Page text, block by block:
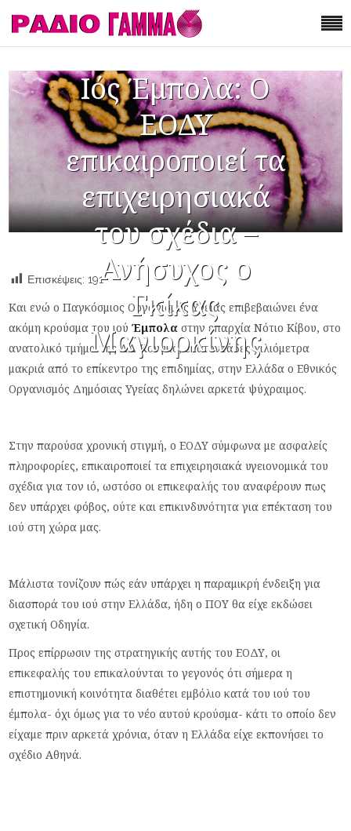
Ιός Έμπολα: Ο
ΕΟΔΥ
επικαιροποιεί τα
επιχειρησιακά
του σχέδια –
Ανήσυχος ο
Γκίκας
Μαγιορκίνης
Επισκέψεις: 191
Και ενώ ο Παγκόσμιος Οργανισμός Υγείας επιβεβαιώνει ένα
ακόμη κρούσμα του ιούΈμπολα στην επαρχία Νότιο Κίβου, στο
ανατολικό τμήμα της ΛΔ Κονγκό, εκατοντάδες χιλιόμετρα
μακριά από το επίκεντρο της επιδημίας, στην Ελλάδα ο Εθνικός
Οργανισμός Δημόσιας Υγείας δηλώνει αρκετά ψύχραιμος.
Στην παρούσα χρονική στιγμή, ο ΕΟΔΥ σύμφωνα με ασφαλείς
πληροφορίες, επικαιροποιεί τα επιχειρησιακά υγειονομικά του
σχέδια για τον ιό, ωστόσο οι επικεφαλής του αναφέρουν πως
δεν υπάρχει φόβος, ούτε και επικινδυνότητα για επέκταση του
ιού στη χώρα μας.
Μάλιστα τονίζουν πώς εάν υπάρχει η παραμικρή ένδειξη για
διασπορά του ιού στην Ελλάδα, ήδη ο ΠΟΥ θα είχε εκδώσει
σχετική Οδηγία.
Προς επίρρωσιν της στρατηγικής αυτής του ΕΟΔΥ, οι
επικεφαλής του επικαλούνται το γεγονός ότι σήμερα η
επιστημονική κοινότητα διαθέτει εμβόλιο κατά του ιού του
έμπολα- όχι όμως για το νέο αυτού κρούσμα- κάτι το οποίο δεν
είχαμε πριν αρκετά χρόνια, όταν η Ελλάδα είχε εκπονήσει το
σχέδιο Αθηνά.